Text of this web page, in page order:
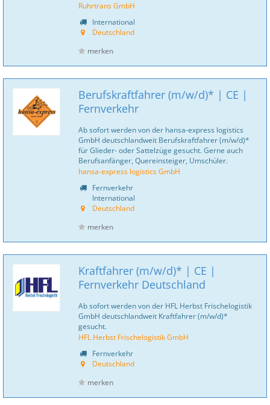
Ruhrtrans GmbH
International
Deutschland
merken
Berufskraftfahrer (m/w/d)* | CE |
Fernverkehr
Ab sofort werden von der hansa-express logistics
GmbH deutschlandweit Berufskraftfahrer (m/w/d)*
für Glieder- oder Sattelzüge gesucht. Gerne auch
Berufsanfänger, Quereinsteiger, Umschüler.
hansa-express logistics GmbH
Fernverkehr
International
Deutschland
merken
Kraftfahrer (m/w/d)* | CE |
Fernverkehr Deutschland
Ab sofort werden von der HFL Herbst Frischelogistik
GmbH deutschlandweit Kraftfahrer (m/w/d)*
gesucht.
HFL Herbst Frischelogistik GmbH
Fernverkehr
Deutschland
merken